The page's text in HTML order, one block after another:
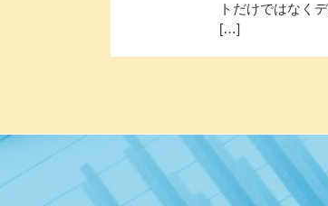
トだけではなく
[…]